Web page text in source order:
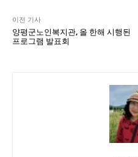
이전 기사
양평군노인복지관, 올 한해 시행된
프로그램 발표회